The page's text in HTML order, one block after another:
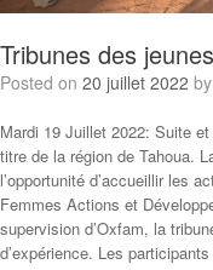
Tribunes des
Posted on 20 juillet 2022 by
Mardi 19 Juillet 2022: Suite
titre de la région de Tahoua.
l’opportunité d’accueillir les
Femmes Actions et
supervision d’Oxfam, la
d’expérience. Les